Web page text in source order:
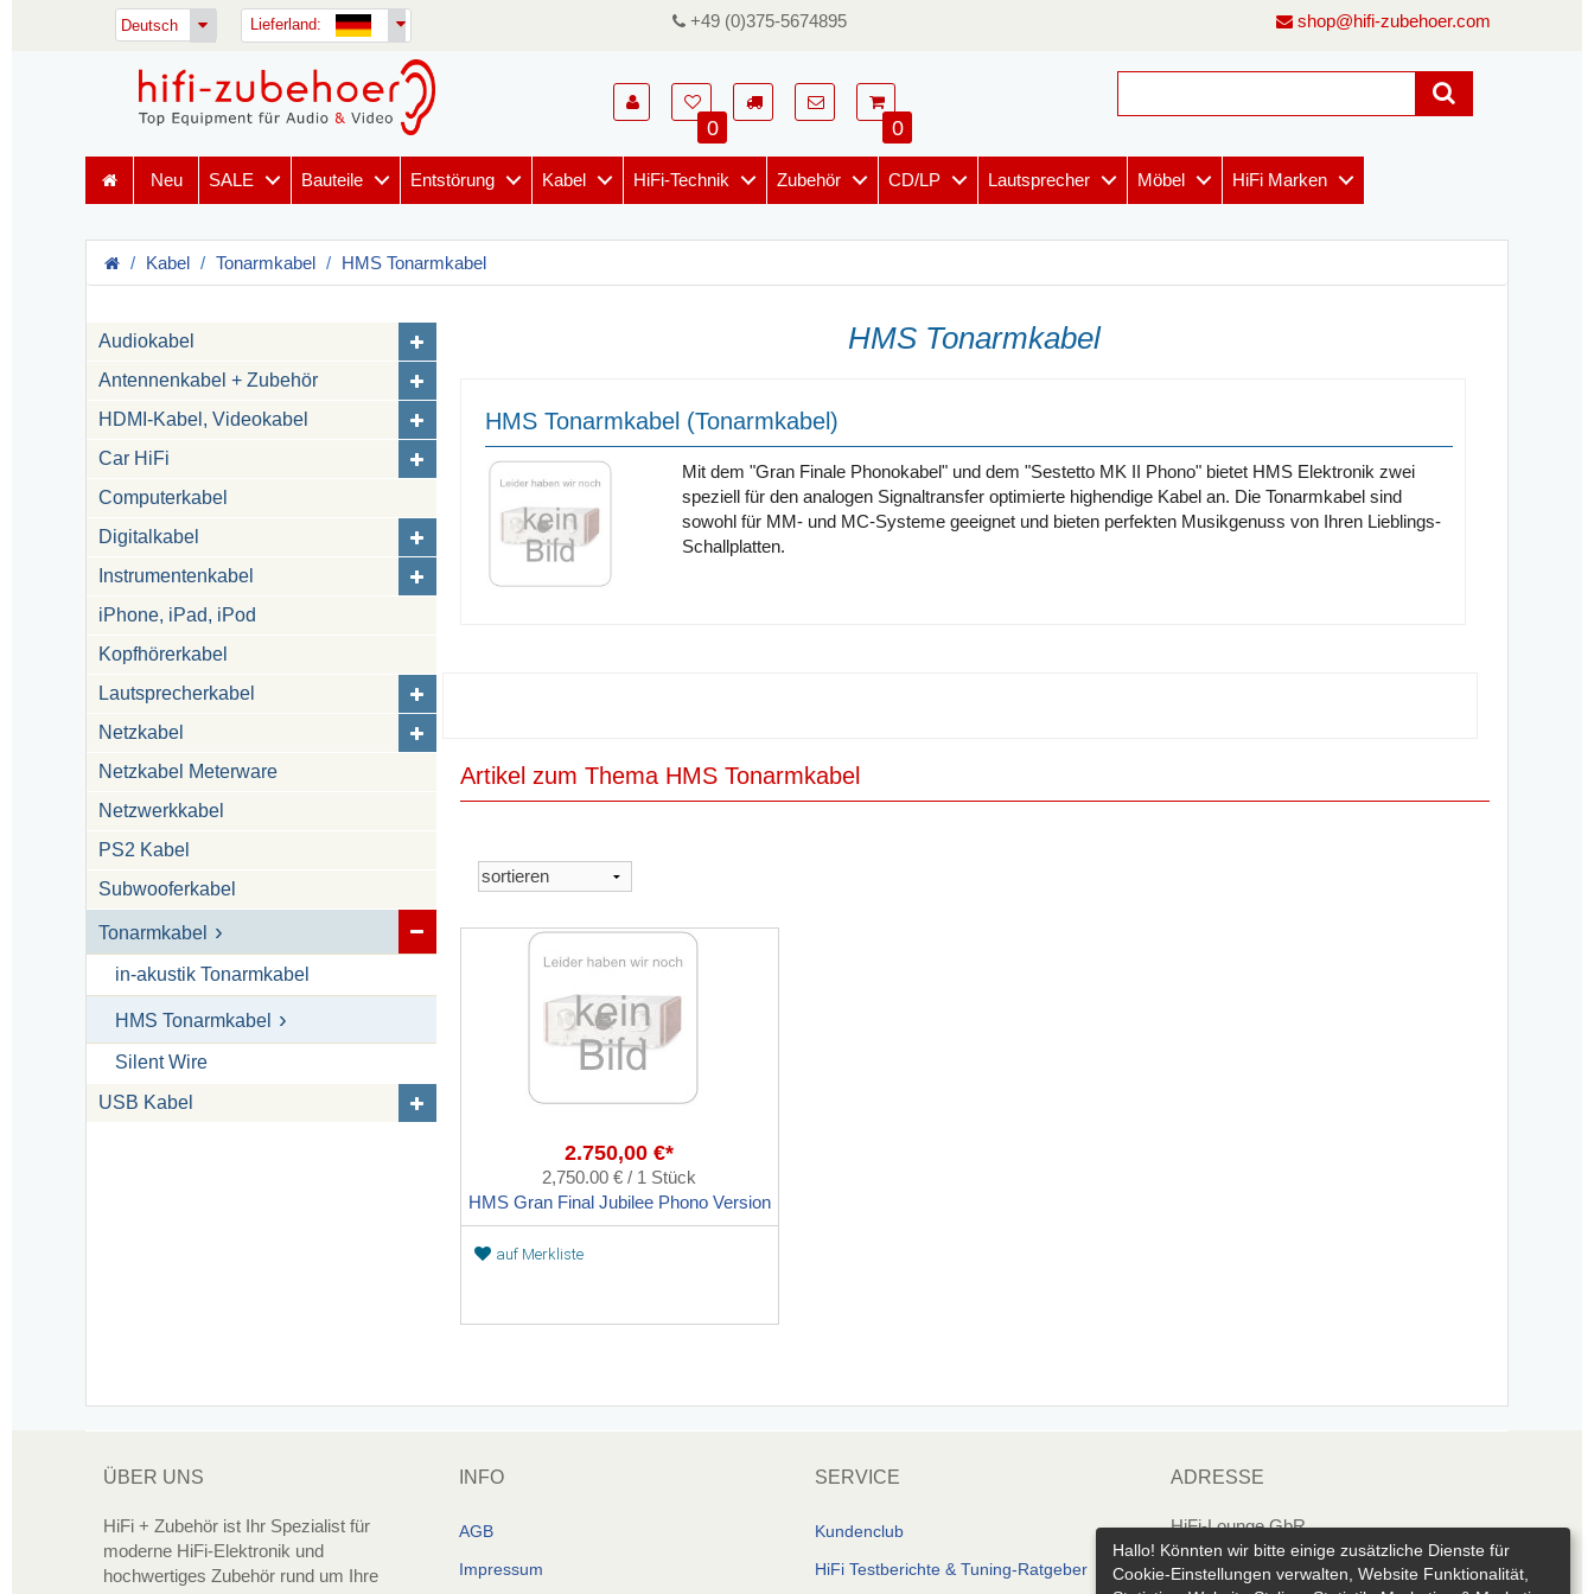
Deutsch Lieferland: +49 (0)375-5674895 shop@hifi-zubehoer.com
0 0
Neu SALE Bauteile Entstörung Kabel HiFi-Technik Zubehör CD/LP Lautsprecher Möbel HiFi Marken
Kabel Tonarmkabel HMS Tonarmkabel
Audiokabel
Antennenkabel + Zubehör
HDMI-Kabel, Videokabel
Car HiFi
Computerkabel
Digitalkabel
Instrumentenkabel
iPhone, iPad, iPod
Kopfhörerkabel
Lautsprecherkabel
Netzkabel
Netzkabel Meterware
Netzwerkkabel
PS2 Kabel
Subwooferkabel
Tonarmkabel
in-akustik Tonarmkabel
HMS Tonarmkabel
Silent Wire
USB Kabel
HMS Tonarmkabel
HMS Tonarmkabel (Tonarmkabel)
Mit dem "Gran Finale Phonokabel" und dem "Sestetto MK II Phono" bietet HMS Elektronik zwei
speziell für den analogen Signaltransfer optimierte highendige Kabel an. Die Tonarmkabel sind
sowohl für MM- und MC-Systeme geeignet und bieten perfekten Musikgenuss von Ihren Lieblings-
Schallplatten.
Artikel zum Thema HMS Tonarmkabel
2.750,00 €*
2,750.00 € / 1 Stück
HMS Gran Final Jubilee Phono Version
auf Merkliste
ÜBER UNS
HiFi + Zubehör ist Ihr Spezialist für
moderne HiFi-Elektronik und
hochwertiges Zubehör rund um Ihre
INFO
AGB
Impressum
SERVICE
Kundenclub
HiFi Testberichte & Tuning-Ratgeber
ADRESSE
HiFi-Lounge GbR
Marienthaler Str. 143
08060 Zwickau
Hallo! Könnten wir bitte einige zusätzliche Dienste für
Cookie-Einstellungen verwalten, Website Funktionalität,